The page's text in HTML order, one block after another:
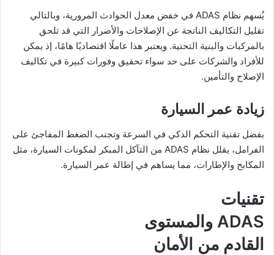
يُسهم نظام ADAS في خفض معدل الحوادث المرورية، وبالتالي
تقليل التكاليف الناتجة عن الإصلاحات والأضرار التي قد تلحق
بالمركبات والبنية التحتية. ويعتبر هذا عاملًا اقتصاديًا هامًا، إذ يمكن
للأفراد والشركات على حد سواء تحقيق وفورات كبيرة في تكاليف
الإصلاح والتأمين.
زيادة عمر السيارة
بفضل تقنية التحكم الذكي في السرعة وتجنب الضغط المفاجئ على
الفرامل، يقلل نظام ADAS من التآكل المبكر لمكونات السيارة، مثل
المكابح والإطارات، مما يساهم في إطالة عمر السيارة.
تقنيات
ADAS والمستوى
القادم من الأمان